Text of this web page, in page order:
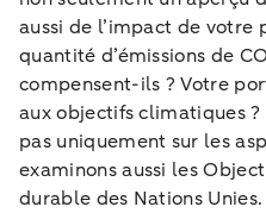
aussi de l’impact de
quantité d’émissions de
compensent-ils ? Votre
aux objectifs climatiques ?
pas uniquement sur les
examinons aussi les
durable des Nations Unies.